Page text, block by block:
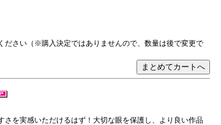
ださい（※購入決定ではありませんので、数量は後で変更で
を実感いただけるはず！大切な眼を保護し、より良い作品